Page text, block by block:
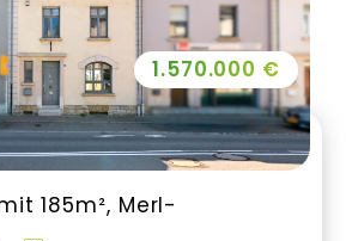
185m², Merl-
1.570.000 €